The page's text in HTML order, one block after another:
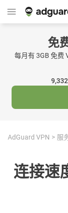
免
每月有 3GB 免费
9,332
AdGuard VPN 服
连接速